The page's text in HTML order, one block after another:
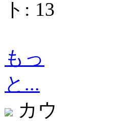
ト: 13
もっ
と...
カウ